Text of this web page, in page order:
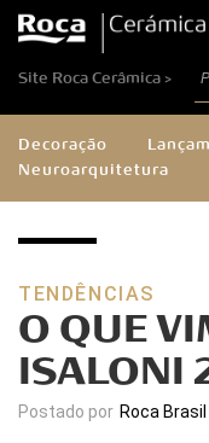
Site Roca Cerâmica >
Decoração
Neuroarquitetura
TENDÊNCIAS
O QUE
ISALONI
Postado por Roca